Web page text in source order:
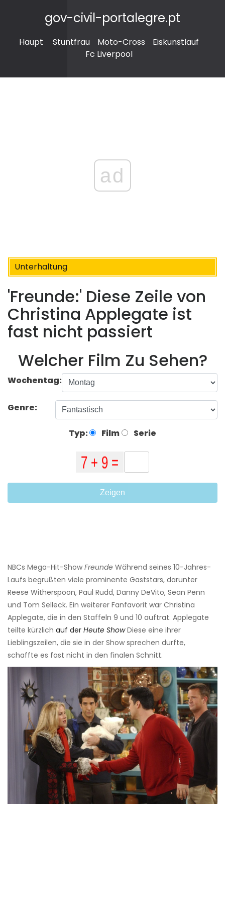
gov-civil-portalegre.pt
Haupt Stuntfrau Moto-Cross
Eiskunstlauf
Fc Liverpool
ad
Unterhaltung
'Freunde:' Diese Zeile von
Christina Applegate ist
fast nicht passiert
Welcher Film Zu Sehen?
Wochentag:
Genre:
Typ: Film Serie
Zeigen
NBCs Mega-Hit-Show Freunde Während seines 10-Jahres-
Laufs begrüßten viele prominente Gaststars, darunter
Reese Witherspoon, Paul Rudd, Danny DeVito, Sean Penn
und Tom Selleck. Ein weiterer Fanfavorit war Christina
Applegate, die in den Staffeln 9 und 10 auftrat. Applegate
teilte kürzlich auf der Heute Show Diese eine ihrer
Lieblingszeilen, die sie in der Show sprechen durfte,
schaffte es fast nicht in den finalen Schnitt.